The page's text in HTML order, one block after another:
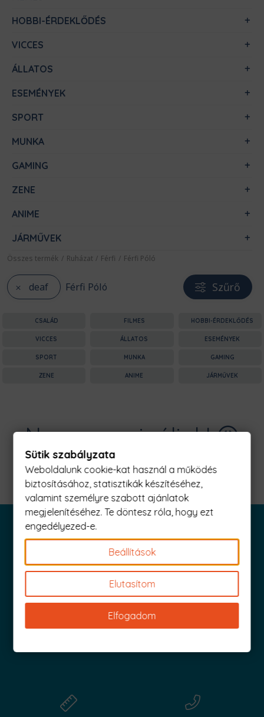
HOBBI-ÉRDEKLŐDÉS
VICCES
ÁLLATOS
ESEMÉNYEK
SPORT
MUNKA
GAMING
ZENE
ANIME
JÁRMŰVEK
Összes termék / Ruházat / Férfi / Férfi Póló
deaf Férfi Póló Szűrő
CSALÁD FILMES HOBBI-ÉRDEKLŐDÉS
VICCES ÁLLATOS ESEMÉNYEK
SPORT MUNKA GAMING
ZENE ANIME JÁRMŰVEK
Nagyon sajnáljuk! 😥
Nincs találat erre: "deaf Férfi Póló"
Iratkozz fel és küldjük is az 1000 Ft értékű kuponod!
Sütik szabályzata
Weboldalunk cookie-kat használ a működés
biztosításához, statisztikák készítéséhez,
valamint személyre szabott ajánlatok
megjelenítéséhez. Te döntesz róla, hogy ezt
engedélyezed-e.
Beállítások
Elutasítom
Elfogadom